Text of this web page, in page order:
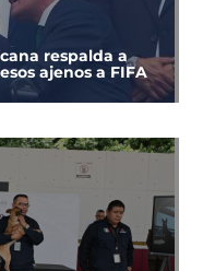
respalda a
ajenos a FIFA